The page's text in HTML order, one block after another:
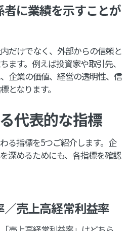
に業績を示すことが
だけでなく、外部からの信頼と
ます。例えば投資家や取引先、
企業の価値、経営の透明性、信
となります。
代表的な指標
る指標を5つご紹介します。企
深めるためにも、各指標を確認
売上高経常利益率